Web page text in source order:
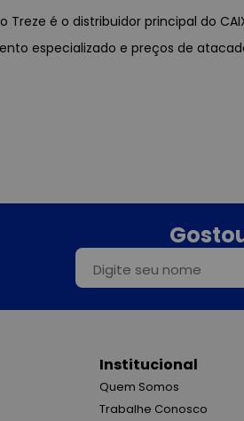
Treze é o distribuidor principal do
especializado e preços de
Institucional
Quem Somos
Trabalhe Conosco